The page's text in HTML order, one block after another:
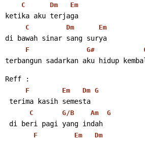
C Dm Em
ketika aku terjaga
C Dm Em
di bawah sinar sang surya
F G#
terbangun sadarkan aku hidup
Reff :
F Em Dm G
terima kasih semesta
C G/B Am G
di beri pagi yang indah
F Em Dm